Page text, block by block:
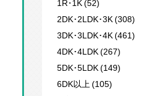
1R･1K (52)
2DK･2LDK･3K (308)
3DK･3LDK･4K (461)
4DK･4LDK (267)
5DK･5LDK (149)
6DK以上 (105)